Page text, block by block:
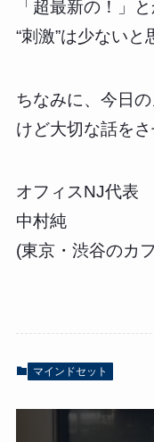
「超最新の！」
“刺激”は少ないと
ちなみに、今日
けど大切な話をさ
オフィスNJ代表
中村純
(東京・渋谷のカ
マインドセット